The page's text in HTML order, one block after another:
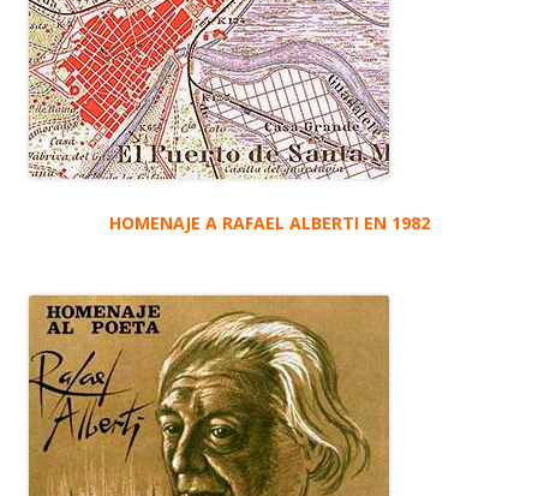
HOMENAJE A RAFAEL ALBERTI EN 1982